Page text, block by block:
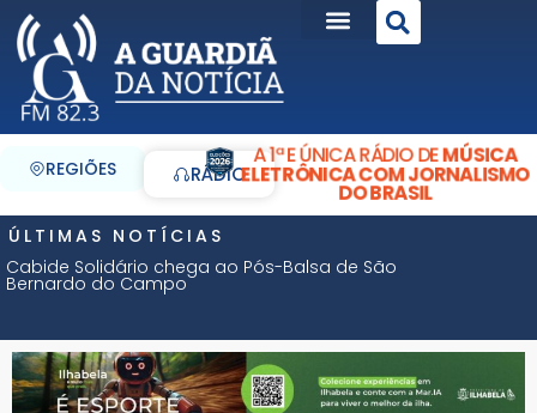
REGIÕES RÁDIO
A 1ª E ÚNICA RÁDIO DEMÚSICA
ELETRÔNICA COM JORNALISMO
DO BRASIL
ÚLTIMAS NOTÍCIAS
Cabide Solidário chega ao Pós-Balsa de São
Bernardo do Campo